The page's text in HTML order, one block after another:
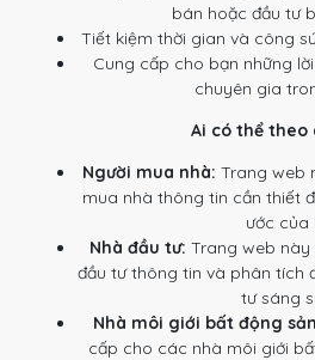
bán hoặc đầu tư
Tiết kiệm thời gian và công
Cung cấp cho bạn những
chuyên gia
Ai có thể theo
Người mua nhà: Trang web
mua nhà thông tin cần thiết
ước của
Nhà đầu tư: Trang web
đầu tư thông tin và phân tích
tư sáng
Nhà môi giới bất động
cấp cho các nhà môi giới